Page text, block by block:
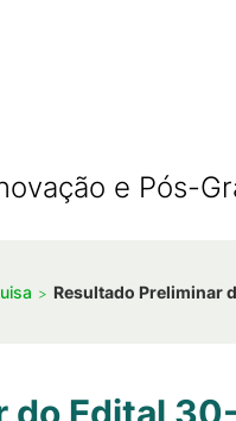
e Pós-
Resultado Preliminar